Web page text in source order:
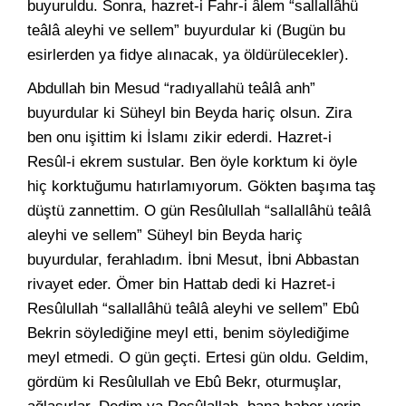
buyuruldu. Sonra, hazret-i Fahr-i âlem “sallallâhü
teâlâ aleyhi ve sellem” buyurdular ki (Bugün bu
esirlerden ya fidye alınacak, ya öldürülecekler).
Abdullah bin Mesud “radıyallahü teâlâ anh”
buyurdular ki Süheyl bin Beyda hariç olsun. Zira
ben onu işittim ki İslamı zikir ederdi. Hazret-i
Resûl-i ekrem sustular. Ben öyle korktum ki öyle
hiç korktuğumu hatırlamıyorum. Gökten başıma taş
düştü zannettim. O gün Resûlullah “sallallâhü teâlâ
aleyhi ve sellem” Süheyl bin Beyda hariç
buyurdular, ferahladım. İbni Mesut, İbni Abbastan
rivayet eder. Ömer bin Hattab dedi ki Hazret-i
Resûlullah “sallallâhü teâlâ aleyhi ve sellem” Ebû
Bekrin söylediğine meyl etti, benim söylediğime
meyl etmedi. O gün geçti. Ertesi gün oldu. Geldim,
gördüm ki Resûlullah ve Ebû Bekr, oturmuşlar,